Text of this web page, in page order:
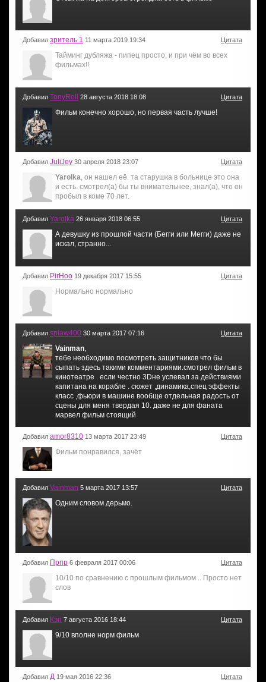
Добавил зритель 1 11 марта 2019 19:34 Цитата
Тайминг дубляжа - пипец просто, и при чём во всех
фильмах!!
Добавил TonyRoll 28 августа 2018 18:08 Цитата
Фильм конечно хорошо, но первая часть лучше!
Добавил JuliJey 30 апреля 2018 23:07 Цитата
Yarolka, он нашел её. та старушка в больнице это она
и есть. смотрел(а) бы ты внимательнее, знал(а), что он
пробыл в коме 70 лет.
Добавил Yarolka 26 января 2018 06:55 Цитата
А девушку из прошлой части (Бегги или Мегги) даже не
искал, странно...
Добавил PirHoo 19 декабря 2017 15:55 Цитата
Нормально нормально
Добавил splaw400 30 марта 2017 07:16 Цитата
Vainman,
тебе необходимо посмотреть защитников что бы
сыпать здесь такими комментариями.смотрел фильм в
кинотеатре . если честно 3Dне успевал за действиями
капитана на корабле . сюжет ,динамика,спец эффекты
класс ,фьюри в машине вообще отдельная радость от
сцены для меня твердая 10. даже не для фаната
марвел фильм стоящий
Добавил amor8310 13 марта 2017 23:49 Цитата
Фильм понравился, зачёт
Добавил Vainman 5 марта 2017 13:57 Цитата
Одним словом дерьмо.
Добавил Прпр 6 февраля 2017 00:06 Цитата
10/10 по сравнению с прошлым фильмом .. Просто нет
слов
Добавил Кэп 7 августа 2016 18:44 Цитата
9/10 вполне норм фильм
Добавил Д 19 мая 2016 22:36 Цитата